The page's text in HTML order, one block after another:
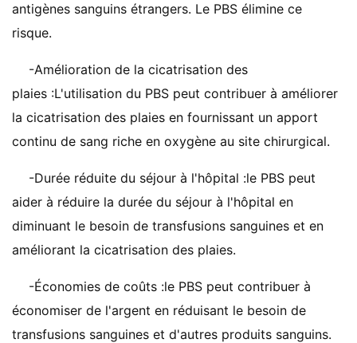
antigènes sanguins étrangers. Le PBS élimine ce
risque.
-Amélioration de la cicatrisation des
plaies :L'utilisation du PBS peut contribuer à améliorer
la cicatrisation des plaies en fournissant un apport
continu de sang riche en oxygène au site chirurgical.
-Durée réduite du séjour à l'hôpital :le PBS peut
aider à réduire la durée du séjour à l'hôpital en
diminuant le besoin de transfusions sanguines et en
améliorant la cicatrisation des plaies.
-Économies de coûts :le PBS peut contribuer à
économiser de l'argent en réduisant le besoin de
transfusions sanguines et d'autres produits sanguins.